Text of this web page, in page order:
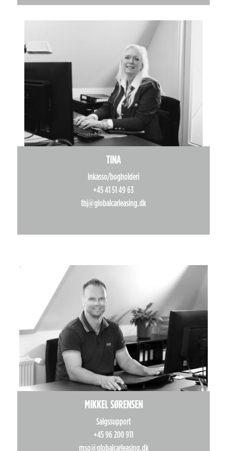
TINA
Inkasso/bogholderi
+45 41 51 49 63
tbj@globalcarleasing.dk
MIKKEL SØRENSEN
Salgssupport
+45 96 200 911
mso@globalcarleasing.dk